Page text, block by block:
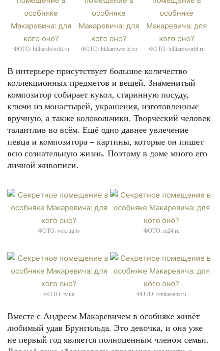
ФОТО: billiardworld.ru ФОТО: billiardworld.ru ФОТО: billiardworld.ru
В интерьере присутствует большое количество
коллекционных предметов и вещей. Знаменитый
композитор собирает кукол, старинную посуду,
ключи из монастырей, украшения, изготовленные
вручную, а также колокольчики. Творческий человек
талантлив во всём. Ещё одно давнее увлечение
певца и композитора – картины, которые он пишет
всю сознательную жизнь. Поэтому в доме много его
личной живописи.
ФОТО: vokrug.tv ФОТО: m24.ru
ФОТО: tv.ua ФОТО: remkasam.ru
Вместе с Андреем Макаревичем в особняке живёт
любимый удав Брунгильда. Это девочка, и она уже
не первый год является полноценным членом семьи.